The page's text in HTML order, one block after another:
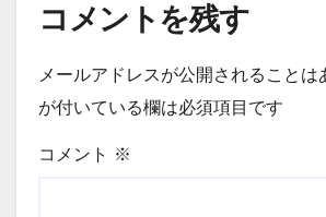
コメントを残す
メールアドレスが公開されることは
が付いている欄は必須項目です
コメント ※